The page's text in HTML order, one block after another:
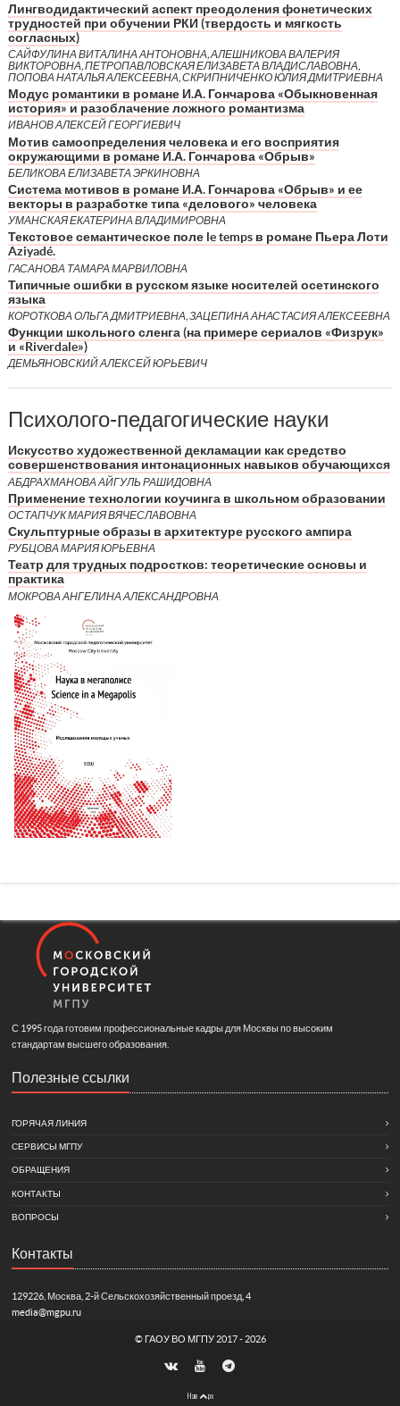
Лингводидактический аспект преодоления фонетических
трудностей при обучении РКИ (твердость и мягкость
согласных)
САЙФУЛИНА ВИТАЛИНА АНТОНОВНА, АЛЕШНИКОВА ВАЛЕРИЯ
ВИКТОРОВНА, ПЕТРОПАВЛОВСКАЯ ЕЛИЗАВЕТА ВЛАДИСЛАВОВНА,
ПОПОВА НАТАЛЬЯ АЛЕКСЕЕВНА, СКРИПНИЧЕНКО ЮЛИЯ ДМИТРИЕВНА
Модус романтики в романе И.А. Гончарова «Обыкновенная
история» и разоблачение ложного романтизма
ИВАНОВ АЛЕКСЕЙ ГЕОРГИЕВИЧ
Мотив самоопределения человека и его восприятия
окружающими в романе И.А. Гончарова «Обрыв»
БЕЛИКОВА ЕЛИЗАВЕТА ЭРКИНОВНА
Система мотивов в романе И.А. Гончарова «Обрыв» и ее
векторы в разработке типа «делового» человека
УМАНСКАЯ ЕКАТЕРИНА ВЛАДИМИРОВНА
Текстовое семантическое поле le temps в романе Пьера Лоти
Aziyadé.
ГАСАНОВА ТАМАРА МАРВИЛОВНА
Типичные ошибки в русском языке носителей осетинского
языка
КОРОТКОВА ОЛЬГА ДМИТРИЕВНА, ЗАЦЕПИНА АНАСТАСИЯ АЛЕКСЕЕВНА
Функции школьного сленга (на примере сериалов «Физрук»
и «Riverdale»)
ДЕМЬЯНОВСКИЙ АЛЕКСЕЙ ЮРЬЕВИЧ
Психолого-педагогические науки
Искусство художественной декламации как средство
совершенствования интонационных навыков обучающихся
АБДРАХМАНОВА АЙГУЛЬ РАШИДОВНА
Применение технологии коучинга в школьном образовании
ОСТАПЧУК МАРИЯ ВЯЧЕСЛАВОВНА
Скульптурные образы в архитектуре русского ампира
РУБЦОВА МАРИЯ ЮРЬЕВНА
Театр для трудных подростков: теоретические основы и
практика
МОКРОВА АНГЕЛИНА АЛЕКСАНДРОВНА
С 1995 года готовим профессиональные кадры для Москвы по высоким
стандартам высшего образования.
Полезные ссылки
ГОРЯЧАЯ ЛИНИЯ
СЕРВИСЫ МГПУ
ОБРАЩЕНИЯ
КОНТАКТЫ
ВОПРОСЫ
Контакты
129226, Москва, 2-й Сельскохозяйственный проезд, 4
media@mgpu.ru
© ГАОУ ВО МГПУ 2017 - 2026
Нав рх